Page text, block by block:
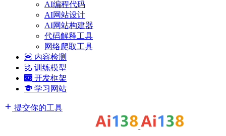
AI编程代码
AI网站设计
AI网站构建器
代码解释工具
网络爬取工具
内容检测
训练模型
开发框架
学习网站
提交你的工具